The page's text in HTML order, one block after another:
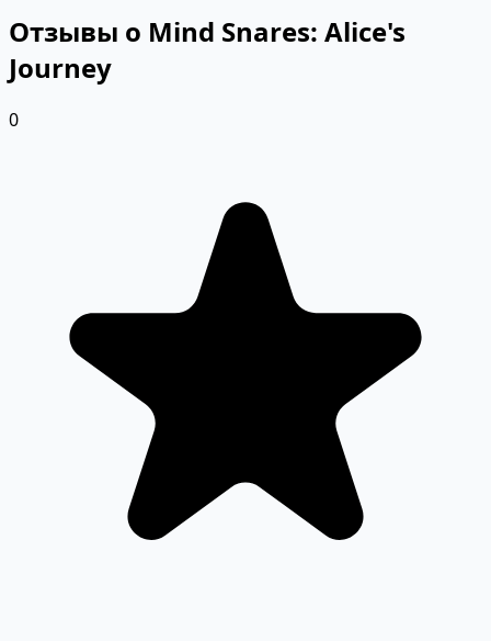
Отзывы о Mind Snares: Alice's
Journey
0